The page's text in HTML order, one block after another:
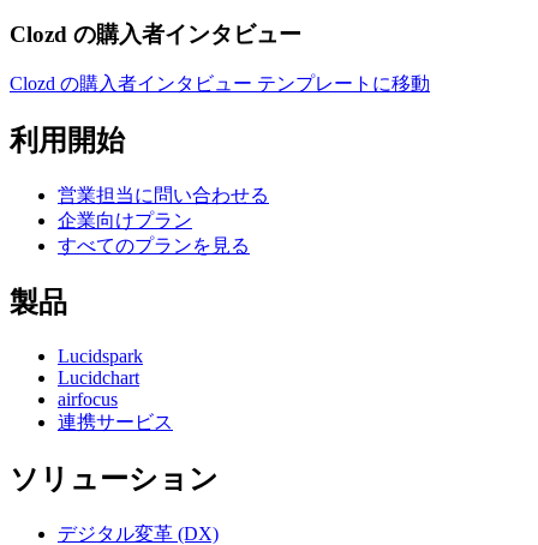
Clozd の購入者インタビュー
Clozd の購入者インタビュー テンプレートに移動
利用開始
営業担当に問い合わせる
企業向けプラン
すべてのプランを見る
製品
Lucidspark
Lucidchart
airfocus
連携サービス
ソリューション
デジタル変革 (DX)